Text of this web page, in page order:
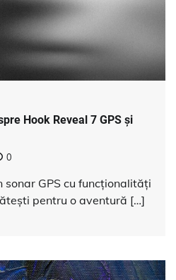
Hook Reveal 7 GPS și
0
sonar GPS cu funcționalități
pentru o aventură […]